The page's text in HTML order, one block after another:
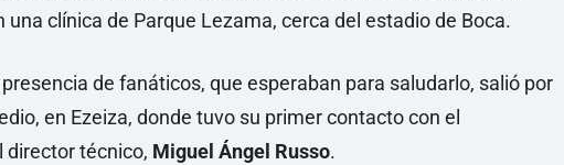
clínica de Parque Lezama, cerca del estadio de Boca.
de fanáticos, que esperaban para saludarlo, salió por
en Ezeiza, donde tuvo su primer contacto con el
director técnico, Miguel Ángel Russo.